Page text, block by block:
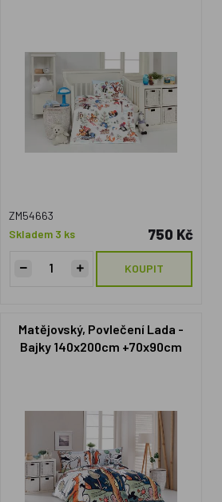
ZM54663
Skladem 3 ks
750 Kč
KOUPIT
Matějovský, Povlečení Lada -
Bajky 140x200cm +70x90cm